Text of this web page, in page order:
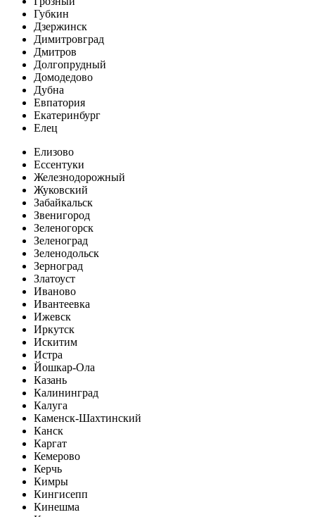
Губкин
Дзержинск
Димитровград
Дмитров
Долгопрудный
Домодедово
Дубна
Евпатория
Екатеринбург
Елец
Елизово
Ессентуки
Железнодорожный
Жуковский
Забайкальск
Звенигород
Зеленогорск
Зеленоград
Зеленодольск
Зерноград
Златоуст
Иваново
Ивантеевка
Ижевск
Иркутск
Искитим
Истра
Йошкар-Ола
Казань
Калининград
Калуга
Каменск-Шахтинский
Канск
Каргат
Кемерово
Керчь
Кимры
Кингисепп
Кинешма